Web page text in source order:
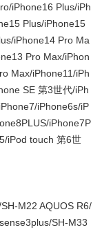
iPhone16 Plus/iPh
Plus/iPhone15
iPhone14 Pro Ma
Pro Max/iPhon
Max/iPhone11/iPh
SE 第3世代/iPh
iPhone6s/iP
iPhone7P
iPod touch 第6世
M22 AQUOS R6/
SH-M33